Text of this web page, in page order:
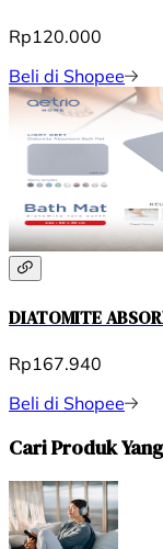
Rp120.000
Beli di Shopee
DIATOMITE
Rp167.940
Beli di Shopee
Cari Produk